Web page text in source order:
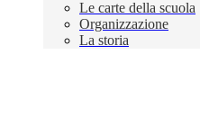
Le carte della scuola
Organizzazione
La storia